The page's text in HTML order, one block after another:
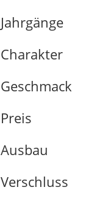
Jahrgänge
Charakter
Geschmack
Preis
Ausbau
Verschluss